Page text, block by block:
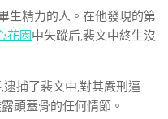
生精力的人。在他發現的第
花園中失蹤后,裴文中終生沒
捕了裴文中,對其嚴刑逼
頭蓋骨的任何情節。